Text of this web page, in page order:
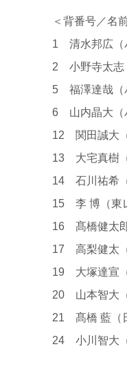
＜背番号／名
1 清水邦広（
2 小野寺太志
5 福澤達哉（
6 山内晶大（
12 関田誠大
13 大宅真樹
14 石川祐希
15 李 博（東
16 髙橋健太
17 高梨健太
19 大塚達宣
20 山本智大
21 髙橋 藍（
24 小川智大